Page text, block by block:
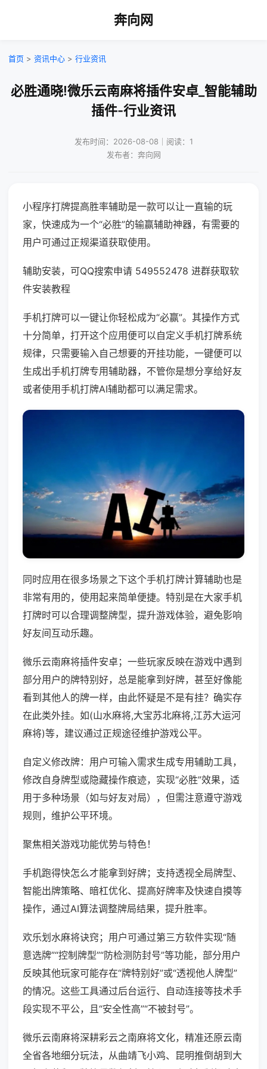
奔向网
首页 > 资讯中心 > 行业资讯
必胜通晓!微乐云南麻将插件安卓_智能辅助
插件-行业资讯
发布时间：2026-08-08｜阅读：1
发布者：奔向网
小程序打牌提高胜率辅助是一款可以让一直输的玩
家，快速成为一个“必胜”的输赢辅助神器，有需要的
用户可通过正规渠道获取使用。
辅助安装，可QQ搜索申请 549552478 进群获取软
件安装教程
手机打牌可以一键让你轻松成为“必赢”。其操作方式
十分简单，打开这个应用便可以自定义手机打牌系统
规律，只需要输入自己想要的开挂功能，一键便可以
生成出手机打牌专用辅助器，不管你是想分享给好友
或者使用手机打牌AI辅助都可以满足需求。
同时应用在很多场景之下这个手机打牌计算辅助也是
非常有用的，使用起来简单便捷。特别是在大家手机
打牌时可以合理调整牌型，提升游戏体验，避免影响
好友间互动乐趣。
微乐云南麻将插件安卓；一些玩家反映在游戏中遇到
部分用户的牌特别好，总是能拿到好牌，甚至好像能
看到其他人的牌一样，由此怀疑是不是有挂？确实存
在此类外挂。如(山水麻将,大宝苏北麻将,江苏大运河
麻将)等，建议通过正规途径维护游戏公平。
自定义修改牌：用户可输入需求生成专用辅助工具，
修改自身牌型或隐藏操作痕迹，实现“必胜”效果，适
用于多种场景（如与好友对局），但需注意遵守游戏
规则，维护公平环境。
聚焦相关游戏功能优势与特色！
手机跑得快怎么才能拿到好牌；支持透视全局牌型、
智能出牌策略、暗杠优化、提高好牌率及快速自摸等
操作，通过AI算法调整牌局结果，提升胜率。
欢乐划水麻将诀窍；用户可通过第三方软件实现“随
意选牌”“控制牌型”“防检测防封号”等功能，部分用户
反映其他玩家可能存在“牌特别好”或“透视他人牌型”
的情况。这些工具通过后台运行、自动连接等技术手
段实现不平公，且“安全性高”“不被封号”。
微乐云南麻将深耕彩云之南麻将文化，精准还原云南
全省各地细分玩法，从曲靖飞小鸡、昆明推倒胡到大